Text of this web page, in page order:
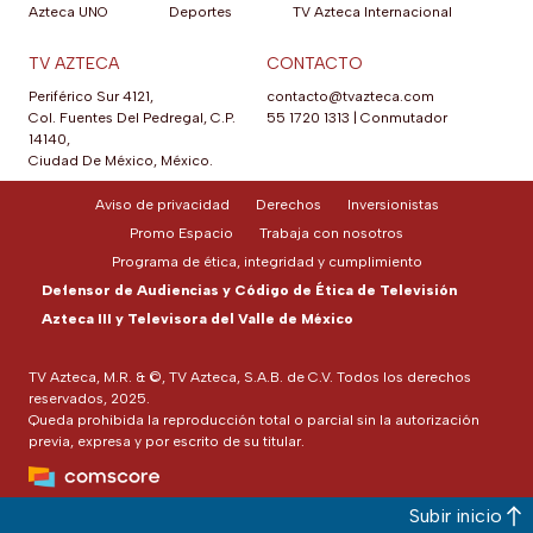
Azteca UNO
Deportes
TV Azteca Internacional
TV AZTECA
Periférico Sur 4121,
Col. Fuentes Del Pedregal, C.P.
14140,
Ciudad De México, México.
CONTACTO
contacto@tvazteca.com
55 1720 1313 | Conmutador
TV Azteca, M.R. & ©, TV Azteca, S.A.B. de C.V. Todos los derechos
reservados, 2025.
Queda prohibida la reproducción total o parcial sin la autorización
previa, expresa y por escrito de su titular.
Aviso de privacidad Derechos
Inversionistas
Promo Espacio
Trabaja con nosotros
Programa de ética, integridad y cumplimiento
Defensor de Audiencias y Código de Ética de Televisión
Azteca III y Televisora del Valle de México
Subir inicio